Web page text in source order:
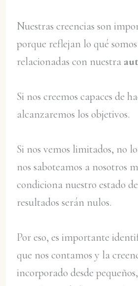
Nuestras creencias son
porque reflejan lo qué
relacionadas con nuestra
Si nos creemos capaces de
alcanzaremos los objetivos.
Si nos vemos limitados, no
nos saboteamos a nosotros
condiciona nuestro estado
resultados serán nulos.
Por eso, es importante
que nos contamos y la
incorporado desde